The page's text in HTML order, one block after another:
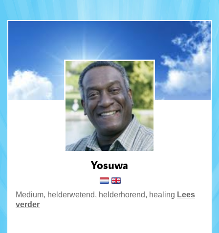
Yosuwa
Medium, helderwetend, helderhorend, healing Lees
verder